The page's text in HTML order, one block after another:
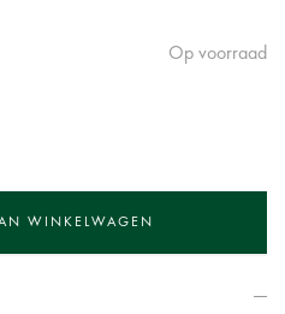
Op voorraad